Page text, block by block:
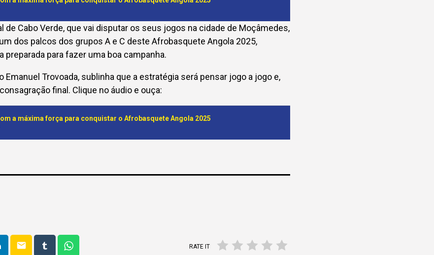
de Cabo Verde, que vai disputar os seus jogos na cidade de Moçâmedes,
dos palcos dos grupos A e C deste Afrobasquete Angola 2025,
preparada para fazer uma boa campanha.
Emanuel Trovoada, sublinha que a estratégia será pensar jogo a jogo e,
final. Clique no áudio e ouça:
a máxima força para conquistar o Afrobasquete Angola 2025
email RATE IT